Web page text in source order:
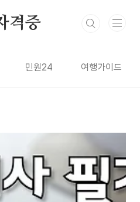
격증
민원24 여행가이드